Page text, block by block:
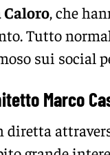
, che
Tutto
sui social
Marco
diretta